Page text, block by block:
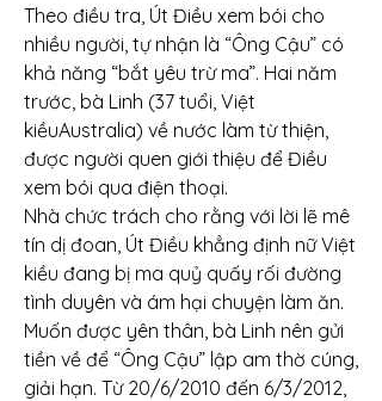
Theo điều tra, Út Điều xem bói cho
nhiều người, tự nhận là “Ông Cậu” có
khả năng “bắt yêu trừ ma”. Hai năm
trước, bà Linh (37 tuổi, Việt
kiềuAustralia) về nước làm từ thiện,
được người quen giới thiệu để Điều
xem bói qua điện thoại.
Nhà chức trách cho rằng với lời lẽ mê
tín dị đoan, Út Điều khẳng định nữ Việt
kiều đang bị ma quỷ quấy rối đường
tình duyên và ám hại chuyện làm ăn.
Muốn được yên thân, bà Linh nên gửi
tiền về để “Ông Cậu” lập am thờ cúng,
giải hạn. Từ 20/6/2010 đến 6/3/2012,